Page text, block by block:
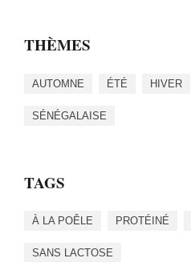
THÈMES
AUTOMNE ÉTÉ HIVER
SÉNÉGALAISE
TAGS
À LA POÊLE PROTÉINÉ
SANS LACTOSE